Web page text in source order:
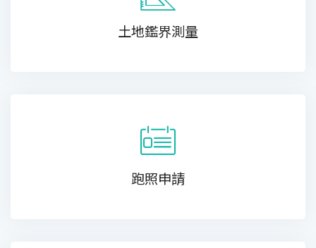
土地鑑界測量
跑照申請